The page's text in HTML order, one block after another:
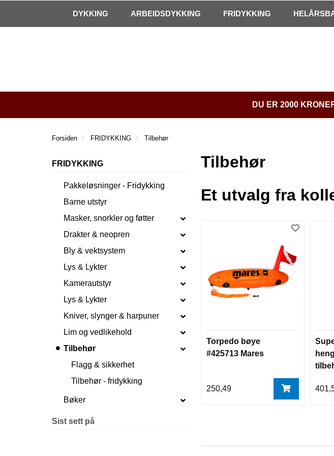
Kontakt oss! Åpningstider
DYKKING ARBEIDSDYKKING FRIDYKKING
DU ER 2000
Forsiden FRIDYKKING Tilbehør
FRIDYKKING
Pakkeløsninger - Fridykking
Barne utstyr
Masker, snorkler og føtter
Drakter & neopren
Bly & vektsystem
Lys & Lykter
Kamerautstyr
Lys & Lykter
Kniver, slynger & harpuner
Lim og vedlikehold
Tilbehør
Flagg & sikkerhet
Tilbehør - fridykking
Bøker
Sist sett på
Tilbehør
Et utvalg fra
Torpedo bøye
#425713 Mares
250,49